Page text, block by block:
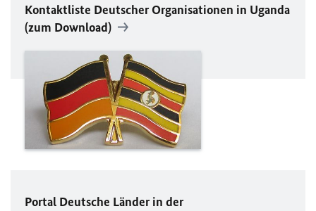
Kontaktliste Deutscher Organisationen in Uganda
(zum Download)
Portal Deutsche Länder in der